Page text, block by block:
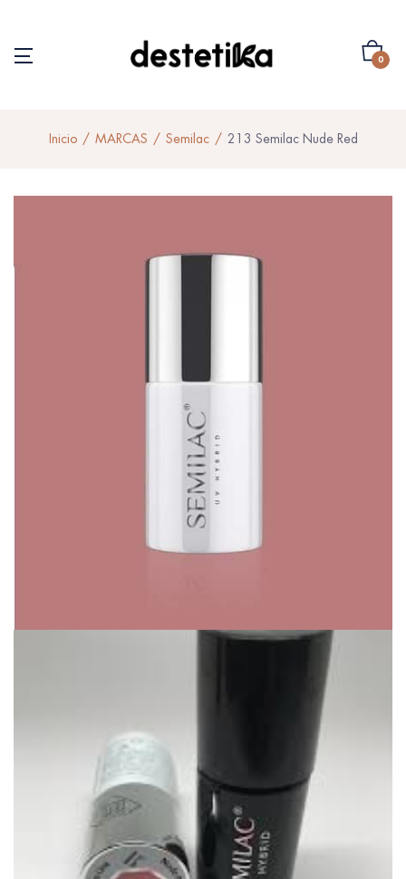
0
Inicio MARCAS Semilac 213 Semilac Nude Red